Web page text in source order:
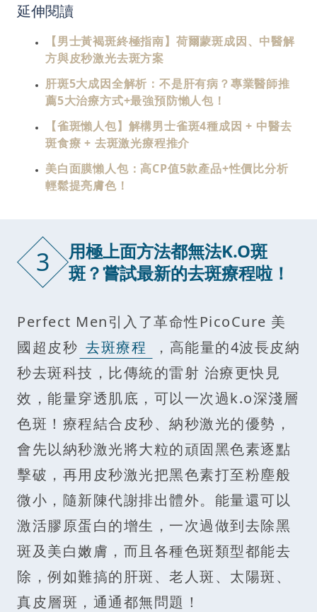
延伸閱讀
【男士黃褐斑終極指南】荷爾蒙斑成因、中醫解
方與皮秒激光去斑方案
肝斑5大成因全解析：不是肝有病？專業醫師推
薦5大治療方式+最強預防懶人包！
【雀斑懶人包】解構男士雀斑4種成因 + 中醫去
斑食療 + 去斑激光療程推介
美白面膜懶人包：高CP值5款產品+性價比分析
輕鬆提亮膚色！
3
用極上面方法都無法K.O斑
斑？嘗試最新的去斑療程啦！
Perfect Men引入了革命性PicoCure 美
國超皮秒 去斑療程
，高能量的4波長皮納
秒去斑科技，比傳統的雷射 治療更快見
效，能量穿透肌底，可以一次過k.o深淺層
色斑！療程結合皮秒、納秒激光的優勢，
會先以納秒激光將大粒的頑固黑色素逐點
擊破，再用皮秒激光把黑色素打至粉塵般
微小，隨新陳代謝排出體外。能量還可以
激活膠原蛋白的增生，一次過做到去除黑
斑及美白嫩膚，而且各種色斑類型都能去
除，例如難搞的肝斑、老人斑、太陽斑、
真皮層斑，通通都無問題！